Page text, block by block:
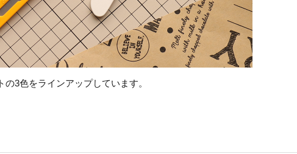
の3色をラインアップしています。